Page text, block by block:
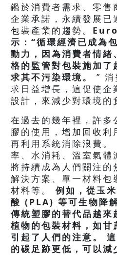
鑑於消費者需求、零售
企業承諾，永續發展已
包裝產業的趨勢。
示：“循環經濟已成為
動力，因為消費者情緒
格的監管對包裝施加了
求其不污染環境。
”
求日益增長，這促使企
設計，來減少對環境的
在過去的幾年裡，許多
膠的使用，增加回收利
再利用系統消除浪費
率、水消耗、溫室氣體
將持續成為人們關注
解決方案、單一材料包
材料等。 例如，從玉
酸 (PLA) 等可生物降
傳統塑膠的替代品越
植物的包裝材料，如甘
引起了人們的注意。
的碳足跡更低，可以減